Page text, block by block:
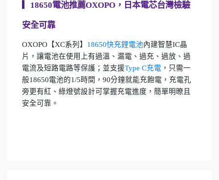
18650電池推薦OXOPO，日本電芯台灣檢驗
安全可靠
OXOPO【XC系列】 18650快充鋰電池內建智慧IC晶
片，讓電池在使用上有過溫、漏電、過充、過放、過
電流及短路電路等保護；並支援Type C充電 ，只需一
般18650電池的1/5時間，90分鐘就能充飽電，充電孔
旁更有紅、綠燈號設計可掌握充電進度，簡單明暸且
安全可靠。